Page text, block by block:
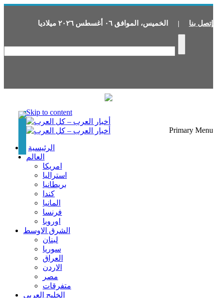
إتصل بنا | الخميس، الموافق ٠٦ أغسطس ٢٠٢٦ ميلاديا
Skip to content
Primary Menu
الرئيسية
العالم
امريكا
استراليا
بريطانيا
كندا
المانيا
فرنسا
اوروبا
الشرق الاوسط
لبنان
سوريا
العراق
الاردن
مصر
متفرقات
الخليج العربي